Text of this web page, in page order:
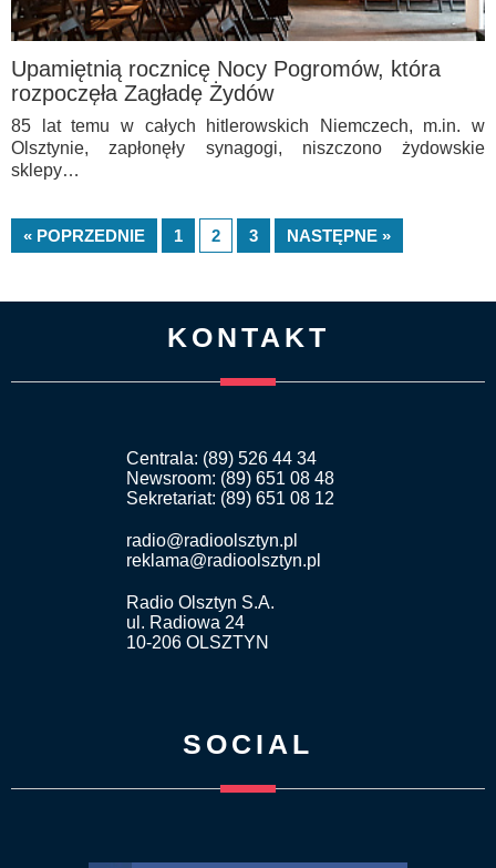
Upamiętnią rocznicę Nocy Pogromów, która
rozpoczęła Zagładę Żydów
85 lat temu w całych hitlerowskich Niemczech, m.in. w
Olsztynie, zapłonęły synagogi, niszczono żydowskie
sklepy…
« POPRZEDNIE 1 2 3 NASTĘPNE »
KONTAKT
Centrala: (89) 526 44 34
Newsroom: (89) 651 08 48
Sekretariat: (89) 651 08 12
radio@radioolsztyn.pl
reklama@radioolsztyn.pl
Radio Olsztyn S.A.
ul. Radiowa 24
10-206 OLSZTYN
SOCIAL